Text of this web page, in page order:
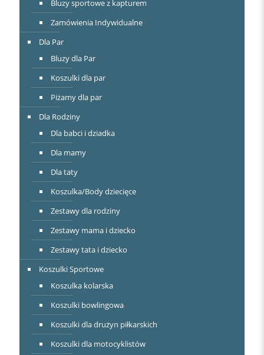
Bluzy sportowe z kapturem
Zamówienia Indywidualne
Dla Par
Bluzy dla Par
Koszulki dla par
Piżamy dla par
Dla Rodziny
Dla babci i dziadka
Dla mamy
Dla taty
Koszulka/Body dziecięce
Zestawy dla rodziny
Zestawy mama i dziecko
Zestawy tata i dziecko
Koszulki Sportowe
Koszulka kolarska
Koszulki bowlingowa
Koszulki dla drużyn piłkarskich
Koszulki dla motocyklistów